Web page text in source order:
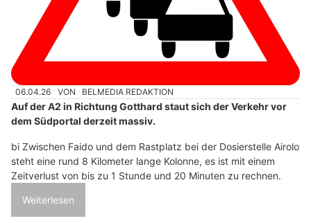
06.04.26 VON BELMEDIA REDAKTION
Auf der A2 in Richtung Gotthard staut sich der Verkehr vor
dem Südportal derzeit massiv.
bi Zwischen Faido und dem Rastplatz bei der Dosierstelle Airolo
steht eine rund 8 Kilometer lange Kolonne, es ist mit einem
Zeitverlust von bis zu 1 Stunde und 20 Minuten zu rechnen.
Weiterlesen